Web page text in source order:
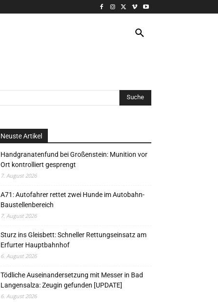
Neuste Artikel
Handgranatenfund bei Großenstein: Munition vor
Ort kontrolliert gesprengt
7. August 2026
A71: Autofahrer rettet zwei Hunde im Autobahn-
Baustellenbereich
7. August 2026
Sturz ins Gleisbett: Schneller Rettungseinsatz am
Erfurter Hauptbahnhof
6. August 2026
Tödliche Auseinandersetzung mit Messer in Bad
Langensalza: Zeugin gefunden [UPDATE]
6. August 2026